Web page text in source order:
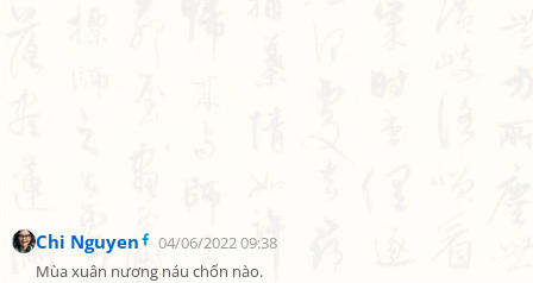
Chi Nguyen
04/06/2022 09:38
Mùa xuân nương náu chốn nào.